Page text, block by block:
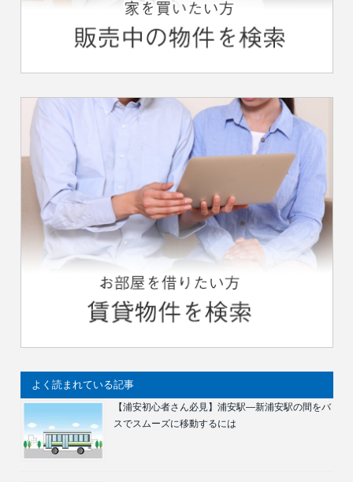
よく読まれている記事
【浦安初心者さん必見】浦安駅―新浦安駅の間をバ
スでスムーズに移動するには